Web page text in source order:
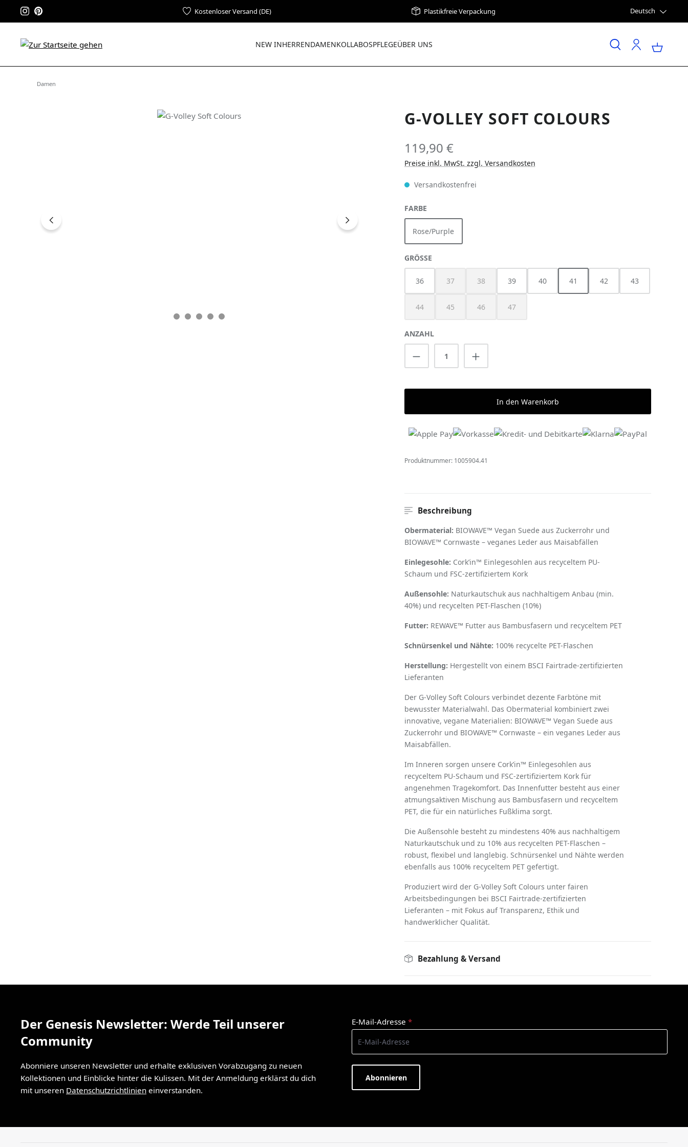
Kostenloser Versand (DE) Plastikfreie Verpackung Deutsch
NEW INHERRENDAMENKOLLABOSPFLEGEÜBER UNS
Damen
G-VOLLEY SOFT COLOURS
119,90 €
Preise inkl. MwSt. zzgl. Versandkosten
Versandkostenfrei
FARBEAUSWÄHLEN
Rose/Purple
GRÖSSE AUSWÄHLEN
36 37
(Diese Option ist zurzeit nicht verfügbar.)
38
(Diese Option ist zurzeit nicht verfügbar.)
39 40 41 42 43
44
(Diese Option ist zurzeit nicht verfügbar.)
45
(Diese Option ist zurzeit nicht verfügbar.)
46
(Diese Option ist zurzeit nicht verfügbar.)
47
(Diese Option ist zurzeit nicht verfügbar.)
ANZAHL
Produkt Anzahl: Gib den gewünschten Wert
In den Warenkorb
Produktnummer: 1005904.41
Beschreibung
Obermaterial: BIOWAVE™ Vegan Suede aus Zuckerrohr und
BIOWAVE™ Cornwaste – veganes Leder aus Maisabfällen
Einlegesohle: Cork’in™ Einlegesohlen aus recyceltem PU-
Schaum und FSC-zertifiziertem Kork
Außensohle: Naturkautschuk aus nachhaltigem Anbau (min.
40%) und recycelten PET-Flaschen (10%)
Futter: REWAVE™ Futter aus Bambusfasern und recyceltem PET
Schnürsenkel und Nähte: 100% recycelte PET-Flaschen
Herstellung: Hergestellt von einem BSCI Fairtrade-zertifizierten
Lieferanten
Der G-Volley Soft Colours verbindet dezente Farbtöne mit
bewusster Materialwahl. Das Obermaterial kombiniert zwei
innovative, vegane Materialien: BIOWAVE™ Vegan Suede aus
Zuckerrohr und BIOWAVE™ Cornwaste – ein veganes Leder aus
Maisabfällen.
Im Inneren sorgen unsere Cork’in™ Einlegesohlen aus
recyceltem PU-Schaum und FSC-zertifiziertem Kork für
angenehmen Tragekomfort. Das Innenfutter besteht aus einer
atmungsaktiven Mischung aus Bambusfasern und recyceltem
PET, die für ein natürliches Fußklima sorgt.
Die Außensohle besteht zu mindestens 40% aus nachhaltigem
Naturkautschuk und zu 10% aus recycelten PET-Flaschen –
robust, flexibel und langlebig. Schnürsenkel und Nähte werden
ebenfalls aus 100% recyceltem PET gefertigt.
Produziert wird der G-Volley Soft Colours unter fairen
Arbeitsbedingungen bei BSCI Fairtrade-zertifizierten
Lieferanten – mit Fokus auf Transparenz, Ethik und
handwerklicher Qualität.
Bezahlung & Versand
Der Genesis Newsletter: Werde Teil unserer
Community
Abonniere unseren Newsletter und erhalte exklusiven Vorabzugang zu neuen
Kollektionen und Einblicke hinter die Kulissen. Mit der Anmeldung erklärst du dich
mit unseren Datenschutzrichtlinien einverstanden.
E-Mail-Adresse *
Abonnieren